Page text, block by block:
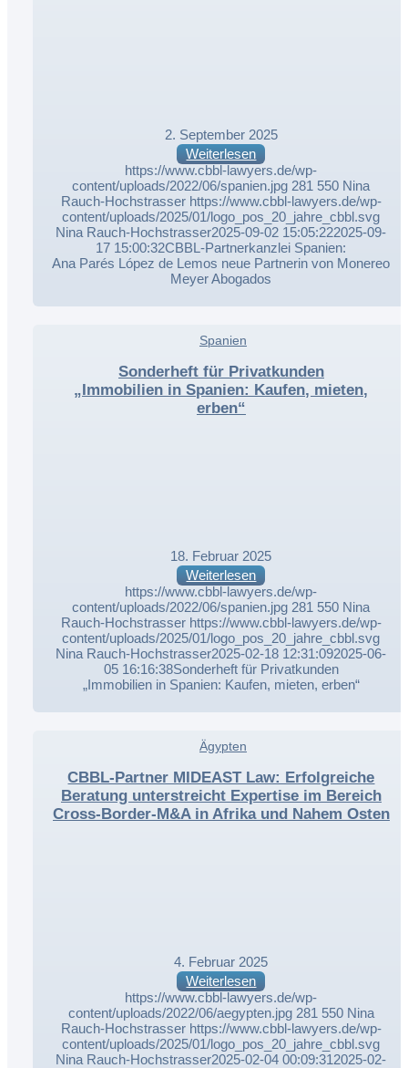
2. September 2025
Weiterlesen
https://www.cbbl-lawyers.de/wp-
content/uploads/2022/06/spanien.jpg 281 550 Nina
Rauch-Hochstrasser https://www.cbbl-lawyers.de/wp-
content/uploads/2025/01/logo_pos_20_jahre_cbbl.svg
Nina Rauch-Hochstrasser2025-09-02 15:05:222025-09-
17 15:00:32CBBL-Partnerkanzlei Spanien:
Ana Parés López de Lemos neue Partnerin von Monereo
Meyer Abogados
Sonderheft für Privatkunden
„Immobilien in Spanien: Kaufen, mieten,
erben“
Spanien
18. Februar 2025
Weiterlesen
https://www.cbbl-lawyers.de/wp-
content/uploads/2022/06/spanien.jpg 281 550 Nina
Rauch-Hochstrasser https://www.cbbl-lawyers.de/wp-
content/uploads/2025/01/logo_pos_20_jahre_cbbl.svg
Nina Rauch-Hochstrasser2025-02-18 12:31:092025-06-
05 16:16:38Sonderheft für Privatkunden
„Immobilien in Spanien: Kaufen, mieten, erben“
CBBL-Partner MIDEAST Law: Erfolgreiche
Beratung unterstreicht Expertise im Bereich
Cross-Border-M&A in Afrika und Nahem Osten
Ägypten
4. Februar 2025
Weiterlesen
https://www.cbbl-lawyers.de/wp-
content/uploads/2022/06/aegypten.jpg 281 550 Nina
Rauch-Hochstrasser https://www.cbbl-lawyers.de/wp-
content/uploads/2025/01/logo_pos_20_jahre_cbbl.svg
Nina Rauch-Hochstrasser2025-02-04 00:09:312025-02-